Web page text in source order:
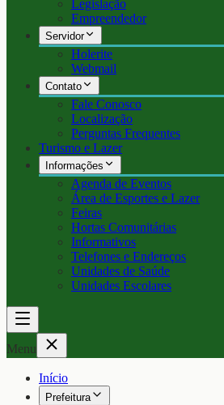
Legislação
Empreendedor
Servidor
Holerite
Webmail
Contato
Fale Conosco
Localização
Perguntas Frequentes
Turismo e Lazer
Informações
Agenda de Eventos
Área de Esportes e Lazer
Feiras
Hortas Comunitárias
Informativos
Telefones e Endereços
Unidades de Saúde
Unidades Escolares
Menu
Início
Prefeitura